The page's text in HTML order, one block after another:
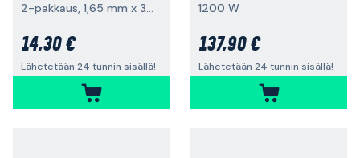
2-pakkaus, 1,65 mm x 3 m
14,30 €
Lähetetään 24 tunnin sisällä!
1200 W
137,90 €
Lähetetään 24 tunnin sisällä!